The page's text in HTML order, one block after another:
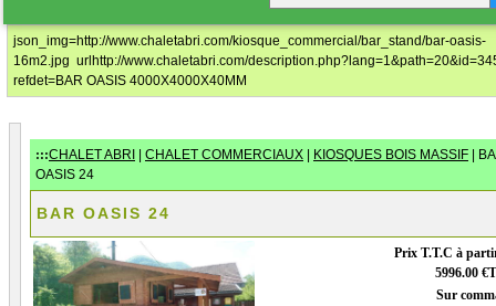
json_img=http://www.chaletabri.com/kiosque_commercial/bar_stand/bar-oasis-
16m2.jpg urlhttp://www.chaletabri.com/
refdet=BAR OASIS 4000X4000X40MM
:::CHALET ABRI CHALET COMMERCIAUX KIOSQUES BOIS MASSIF |
OASIS 24
BAR OASIS 24
Prix T.T.C à
5996.00
Sur
Civilité* Monsieur Madame
Nom*
Prénom*
Entreprise
Domaine d'activité